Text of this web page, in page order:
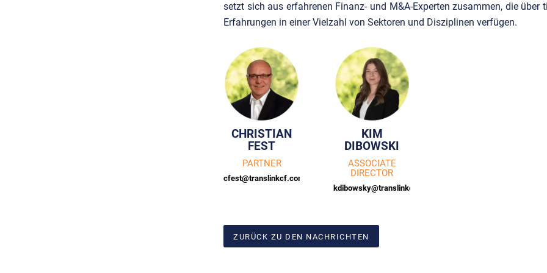
setzt sich aus erfahrenen Finanz- und M&A-Experten zusammen, die über
Erfahrungen in einer Vielzahl von Sektoren und Disziplinen verfügen.
CHRISTIAN
FEST
PARTNER
cfest@translinkcf.com
KIM
DIBOWSKI
ASSOCIATE
DIRECTOR
kdibowsky@translinkcf.com
ZURÜCK ZU DEN NACHRICHTEN